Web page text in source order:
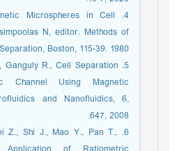
Microspheres in Cell
N, editor. Methods of
Boston, 115-39. 1980.
Ganguly R., Cell Separation
Channel Using Magnetic
and Nanofluidics, 6,
647, 2008.
Z., Shi J., Mao Y., Pan T.,